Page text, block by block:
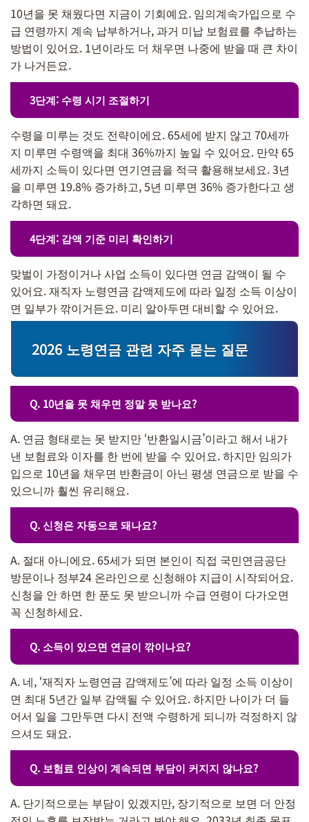
10년을 못 채웠다면 지금이 기회예요. 임의계속가입으로 수
급 연령까지 계속 납부하거나, 과거 미납 보험료를 추납하는
방법이 있어요. 1년이라도 더 채우면 나중에 받을 때 큰 차이
가 나거든요.
3단계: 수령 시기 조절하기
수령을 미루는 것도 전략이에요. 65세에 받지 않고 70세까
지 미루면 수령액을 최대 36%까지 높일 수 있어요. 만약 65
세까지 소득이 있다면 연기연금을 적극 활용해보세요. 3년
을 미루면 19.8% 증가하고, 5년 미루면 36% 증가한다고 생
각하면 돼요.
4단계: 감액 기준 미리 확인하기
맞벌이 가정이거나 사업 소득이 있다면 연금 감액이 될 수
있어요. 재직자 노령연금 감액제도에 따라 일정 소득 이상이
면 일부가 깎이거든요. 미리 알아두면 대비할 수 있어요.
2026 노령연금 관련 자주 묻는 질문
Q. 10년을 못 채우면 정말 못 받나요?
A. 연금 형태로는 못 받지만 ‘반환일시금’이라고 해서 내가
낸 보험료와 이자를 한 번에 받을 수 있어요. 하지만 임의가
입으로 10년을 채우면 반환금이 아닌 평생 연금으로 받을 수
있으니까 훨씬 유리해요.
Q. 신청은 자동으로 돼나요?
A. 절대 아니에요. 65세가 되면 본인이 직접 국민연금공단
방문이나 정부24 온라인으로 신청해야 지급이 시작되어요.
신청을 안 하면 한 푼도 못 받으니까 수급 연령이 다가오면
꼭 신청하세요.
Q. 소득이 있으면 연금이 깎이나요?
A. 네, ‘재직자 노령연금 감액제도’에 따라 일정 소득 이상이
면 최대 5년간 일부 감액될 수 있어요. 하지만 나이가 더 들
어서 일을 그만두면 다시 전액 수령하게 되니까 걱정하지 않
으셔도 돼요.
Q. 보험료 인상이 계속되면 부담이 커지지 않나요?
A. 단기적으로는 부담이 있겠지만, 장기적으로 보면 더 안정